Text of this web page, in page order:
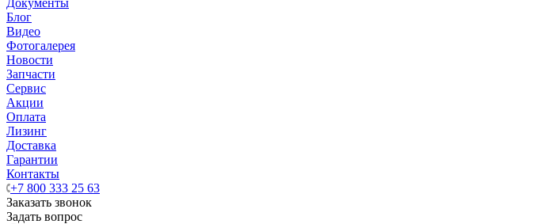
Документы
Блог
Видео
Фотогалерея
Новости
Запчасти
Сервис
Акции
Оплата
Лизинг
Доставка
Гарантии
Контакты
+7 800 333 25 63
Заказать звонок
Задать вопрос